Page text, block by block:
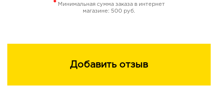
* Минимальная сумма заказа в интернет
магазине: 500 руб.
Добавить отзыв